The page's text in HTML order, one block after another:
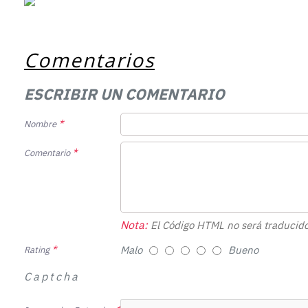
Comentarios
ESCRIBIR UN COMENTARIO
Nombre
Comentario
Nota:El Código HTML no será
Rating Malo Bueno
Captcha